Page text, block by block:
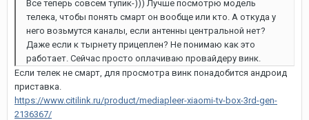
Все теперь совсем тупик-))) Лучше посмотрю модель
телека, чтобы понять смарт он вообще или кто. А откуда у
него возьмутся каналы, если антенны центральной нет?
Даже если к тырнету прицеплен? Не понимаю как это
работает. Сейчас просто оплачиваю провайдеру винк.
Если телек не смарт, для просмотра винк понадобится андроид
приставка.
https://www.citilink.ru/product/mediapleer-xiaomi-tv-box-3rd-gen-
2136367/